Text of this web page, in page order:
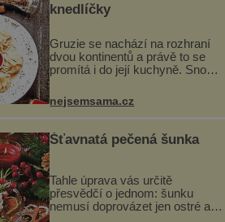
knedlíčky
Gruzie se nachází na rozhraní
dvou kontinentů a právě to se
promítá i do její kuchyně. Snoubí
a díky tomu vznikají rozmanité a
chuťově bohaté pokrmy, které
rozhodně st...
nejsemsama.cz
Šťavnatá pečená šunka
Tahle úprava vás určitě
přesvědčí o jednom: šunku
nemusí doprovázet jen ostré a